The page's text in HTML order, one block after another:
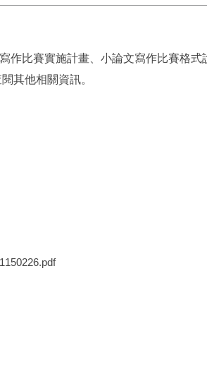
作比賽實施計畫、小論文寫作比賽格
其他相關資訊。